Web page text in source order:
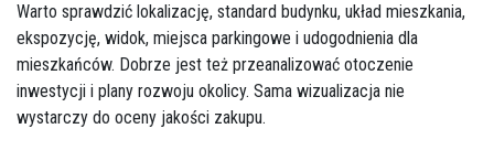
Warto sprawdzić lokalizację, standard budynku, układ mieszkania,
ekspozycję, widok, miejsca parkingowe i udogodnienia dla
mieszkańców. Dobrze jest też przeanalizować otoczenie
inwestycji i plany rozwoju okolicy. Sama wizualizacja nie
wystarczy do oceny jakości zakupu.